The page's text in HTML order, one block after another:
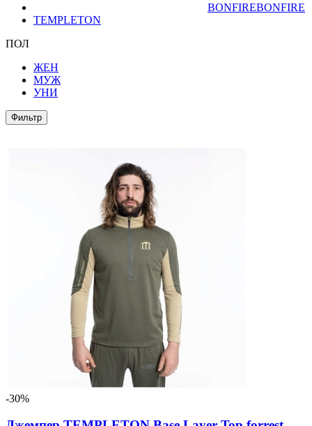
BONFIREBONFIRE
TEMPLETON
ПОЛ
ЖЕН
МУЖ
УНИ
Фильтр
-30%